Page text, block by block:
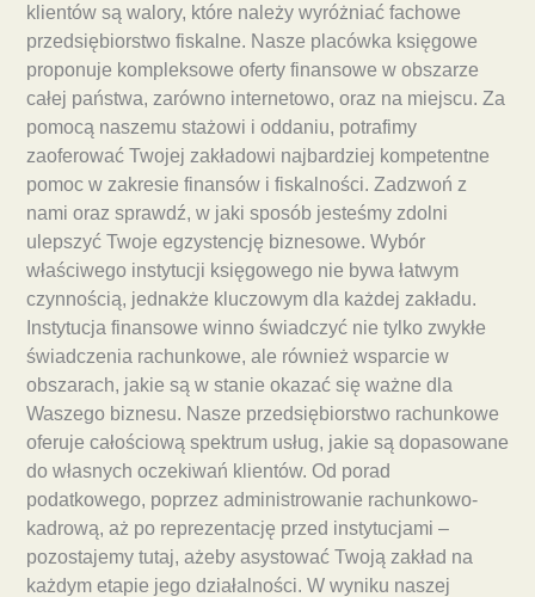
klientów są walory, które należy wyróżniać fachowe
przedsiębiorstwo fiskalne. Nasze placówka księgowe
proponuje kompleksowe oferty finansowe w obszarze
całej państwa, zarówno internetowo, oraz na miejscu. Za
pomocą naszemu stażowi i oddaniu, potrafimy
zaoferować Twojej zakładowi najbardziej kompetentne
pomoc w zakresie finansów i fiskalności. Zadzwoń z
nami oraz sprawdź, w jaki sposób jesteśmy zdolni
ulepszyć Twoje egzystencję biznesowe. Wybór
właściwego instytucji księgowego nie bywa łatwym
czynnością, jednakże kluczowym dla każdej zakładu.
Instytucja finansowe winno świadczyć nie tylko zwykłe
świadczenia rachunkowe, ale również wsparcie w
obszarach, jakie są w stanie okazać się ważne dla
Waszego biznesu. Nasze przedsiębiorstwo rachunkowe
oferuje całościową spektrum usług, jakie są dopasowane
do własnych oczekiwań klientów. Od porad
podatkowego, poprzez administrowanie rachunkowo-
kadrową, aż po reprezentację przed instytucjami –
pozostajemy tutaj, ażeby asystować Twoją zakład na
każdym etapie jego działalności. W wyniku naszej